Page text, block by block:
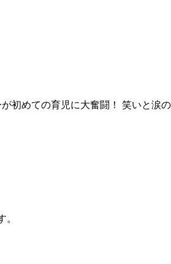
初めての育児に大奮闘！ 笑いと涙
。